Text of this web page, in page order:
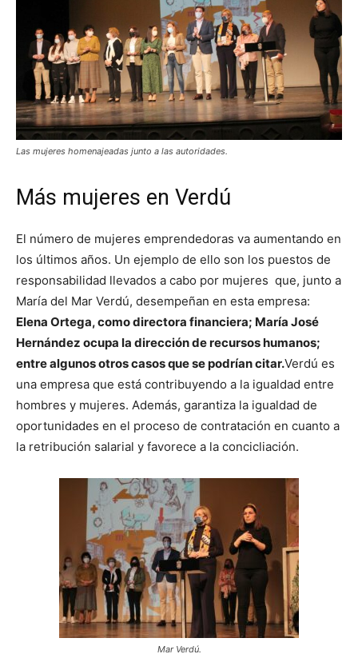
Las mujeres homenajeadas junto a las autoridades.
Más mujeres en Verdú
El número de mujeres emprendedoras va aumentando en
los últimos años. Un ejemplo de ello son los puestos de
responsabilidad llevados a cabo por mujeres que, junto a
María del Mar Verdú, desempeñan en esta empresa:
Elena Ortega, como directora financiera; María José
Hernández ocupa la dirección de recursos humanos;
entre algunos otros casos que se podrían citar.Verdú es
una empresa que está contribuyendo a la igualdad entre
hombres y mujeres. Además, garantiza la igualdad de
oportunidades en el proceso de contratación en cuanto a
la retribución salarial y favorece a la concicliación.
Mar Verdú.